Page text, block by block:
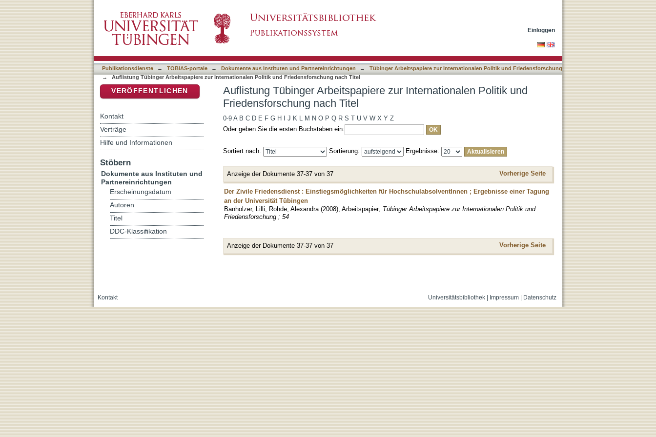
Einloggen
Publikationsdienste → TOBIAS-portale → Dokumente aus Instituten und Partnereinrichtungen →
Tübinger Arbeitspapiere zur Internationalen Politik und Friedensforschung
→
Auflistung Tübinger Arbeitspapiere zur Internationalen Politik und Friedensforschung nach Titel
Auflistung Tübinger Arbeitspapiere zur Internationalen Politik und
Friedensforschung nach Titel
0-9 A B C D E F G H J K L M N O P Q R S T U V W X Y Z
Oder geben Sie die ersten Buchstaben ein:
Sortiert nach: Sortierung: Ergebnisse:
Anzeige der Dokumente 37-37 von 37 Vorherige Seite
Der Zivile Friedensdienst : Einstiegsmöglichkeiten für HochschulabsolventInnen ; Ergebnisse einer Tagung
an der Universität Tübingen
Banholzer, Lilli; Rohde, Alexandra (2008); Arbeitspapier; Tübinger Arbeitspapiere zur Internationalen Politik und
Friedensforschung ; 54
Anzeige der Dokumente 37-37 von 37 Vorherige Seite
VERÖFFENTLICHEN
Kontakt
Verträge
Hilfe und Informationen
Stöbern
Dokumente aus Instituten und
Partnereinrichtungen
Erscheinungsdatum
Autoren
Titel
DDC-Klassifikation
Universitätsbibliothek| Impressum| Datenschutz
Kontakt